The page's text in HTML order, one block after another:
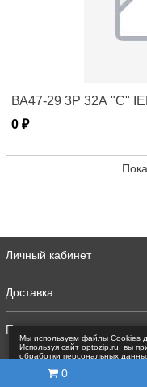
ВА47-29 3Р 32А "C"
0 ₽
Личный кабинет
Доставка
Полная версия
0
Мы используем файлы Сookies
Используя сайт optozip.ru, вы
обработки персональных